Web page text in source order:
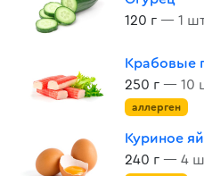
120 г — 1
Крабовые
250 г — 10
аллерген
Куриное
240 г — 4